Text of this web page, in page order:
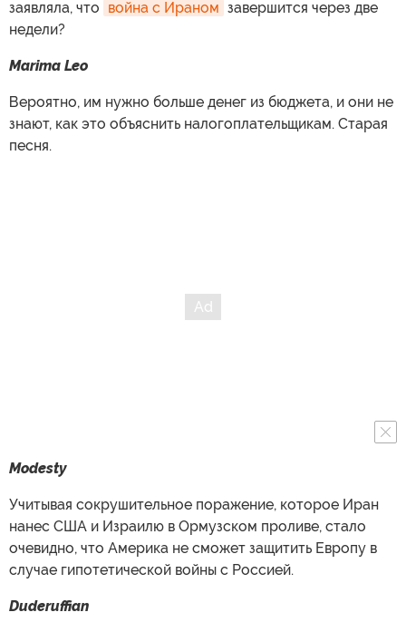
заявляла, что война с Ираном завершится через две
недели?
Marima Leo
Вероятно, им нужно больше денег из бюджета, и они не
знают, как это объяснить налогоплательщикам. Старая
песня.
Modesty
Учитывая сокрушительное поражение, которое Иран
нанес США и Израилю в Ормузском проливе, стало
очевидно, что Америка не сможет защитить Европу в
случае гипотетической войны с Россией.
Duderuffian